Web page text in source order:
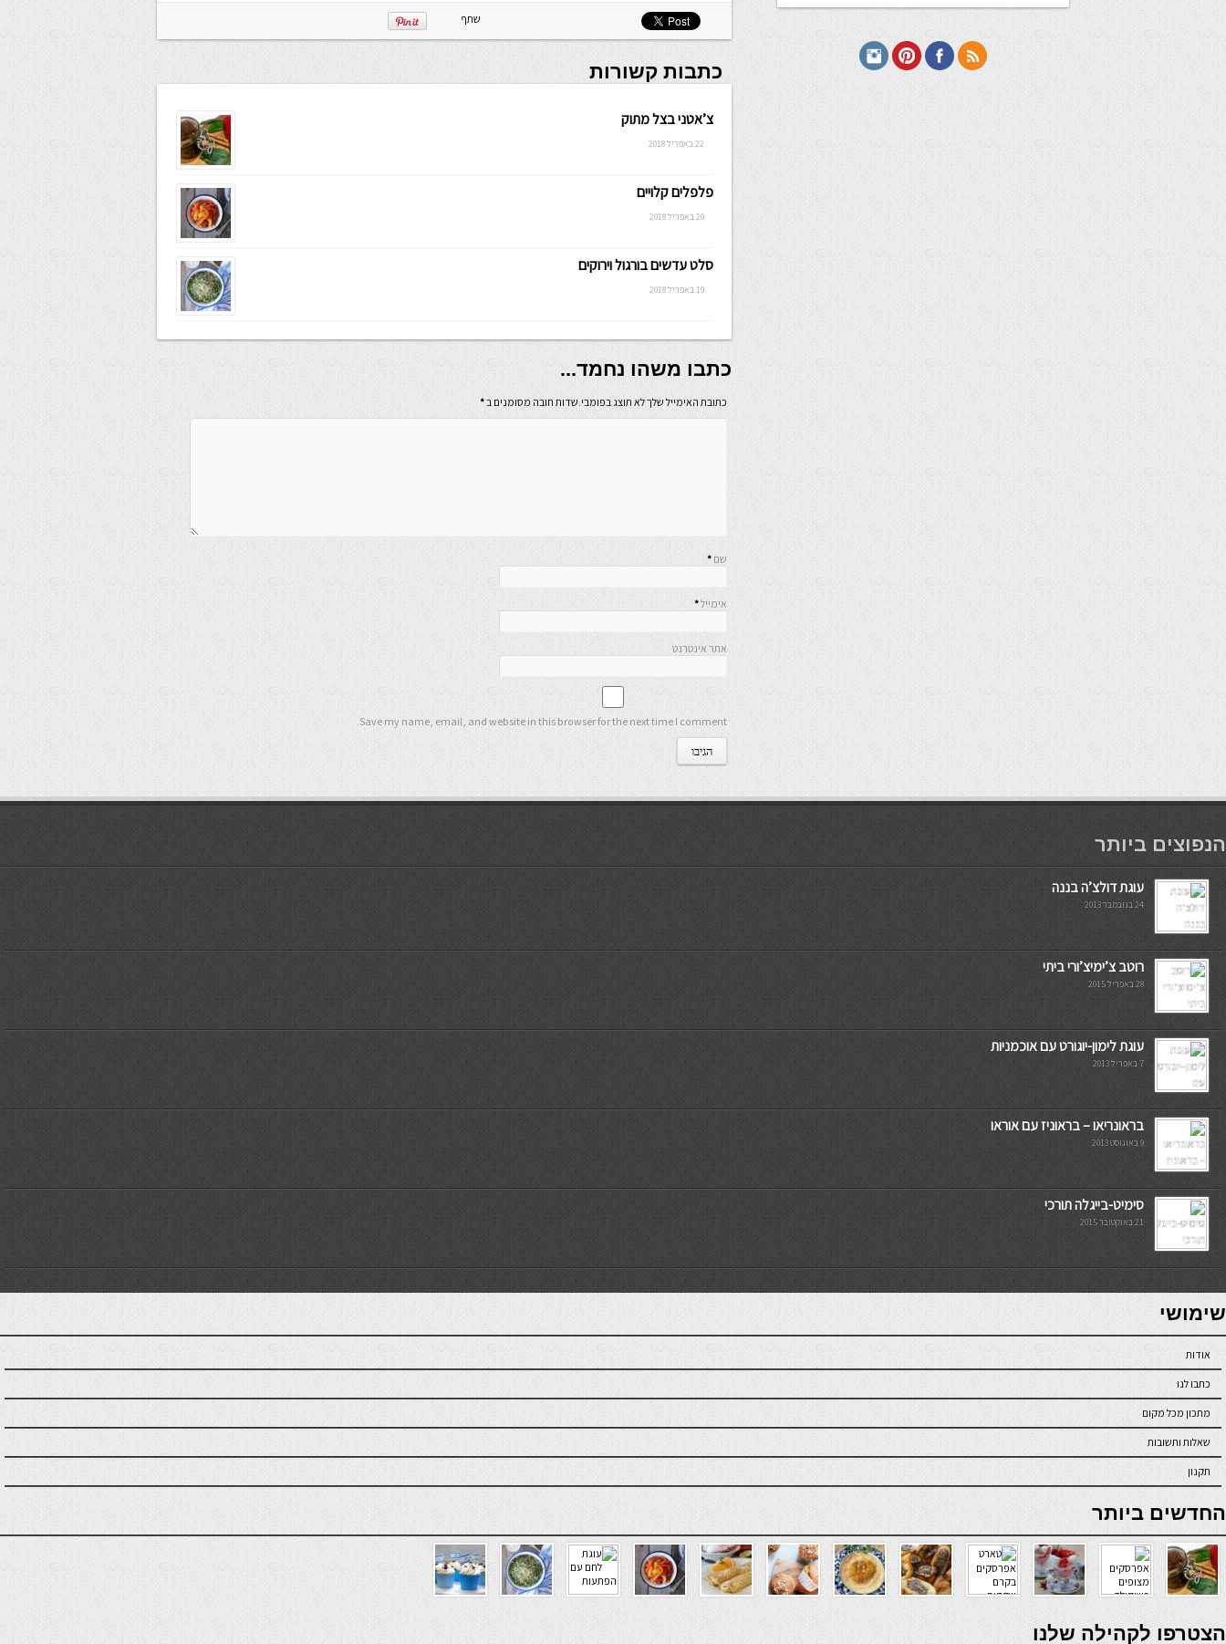
שלה ניתנת
לכתיבה.
שתף
כתבות קשורות
צ’אטני בצל מתוק
22 באפריל 2018
פלפלים קלויים
20 באפריל 2018
סלט עדשים בורגול וירוקים
19 באפריל 2018
כתבו משהו נחמד...
כתובת האימייל שלך לא תוצג בפומבי.שדות חובה מסומנים ב*
שם *
אימייל*
אתר אינטרנט
Save my name, email, and website in this browser for the next time I comment.
мостбет кг
הנפוצים ביותר
עוגת דולצ’ה בננה
24 בנובמבר 2013
רוטב צ’ימיצ’ורי ביתי
28 באפריל 2015
עוגת לימון-יוגורט עם אוכמניות
7 באפריל 2013
בראונריאו – בראוניז עם אוראו
9 באוגוסט 2013
סימיט-בייגלה תורכי
21 באוקטובר 2015
7slots
seriöse online casinos österreich
שימושי
אודות
כתבו לנו
מתכון מכל מקום
שאלות ותשובות
תקנון
online casino
החדשים ביותר
verde casino
הצטרפו לקהילה שלנו